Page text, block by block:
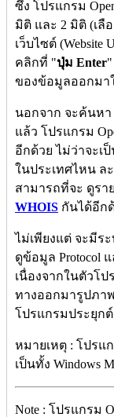
ซึ่ง โปรแกรม
มิติ และ 2 มิติ (เลื
เว็บไซต์
คลิกที่ "ปุ่ม Enter
ของข้อมูลออกมา
นอกจาก จะค้นหา
แล้ว โปรแกรม
อีกด้วย ไม่ว่าจะเ
ในประเทศไหน ละ
สามารถที่จะ ดูรา
WHOIS กันได้อีก
ไม่เพียงแต่ จะมีร
ดูข้อมูล Protocol
เนื่องจากในตัวโ
ทางออกมารูปภา
โปรแกรมประยุก
หมายเหตุ : โปรแ
เป็นทั้ง Windows
Note : โปรแกรม